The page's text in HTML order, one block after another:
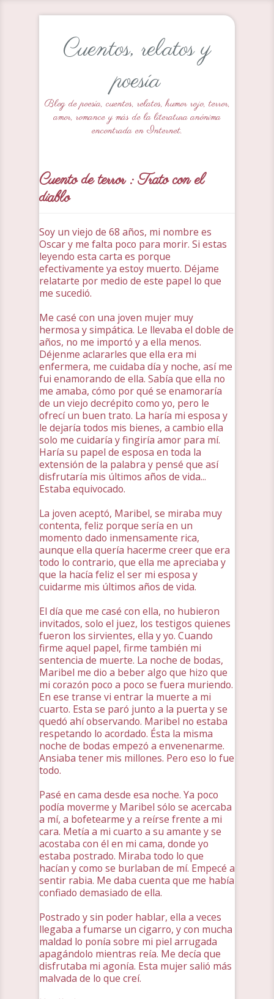
Cuentos, relatos y
poesía
Blog de poesía, cuentos, relatos, humor rojo, terror,
amor, romance y más de la literatura anónima
encontrada en Internet.
Cuento de terror : Trato con el
diablo
Soy un viejo de 68 años, mi nombre es
Oscar y me falta poco para morir. Si estas
leyendo esta carta es porque
efectivamente ya estoy muerto. Déjame
relatarte por medio de este papel lo que
me sucedió.
Me casé con una joven mujer muy
hermosa y simpática. Le llevaba el doble de
años, no me importó y a ella menos.
Déjenme aclararles que ella era mi
enfermera, me cuidaba día y noche, así me
fui enamorando de ella. Sabía que ella no
me amaba, cómo por qué se enamoraría
de un viejo decrépito como yo, pero le
ofrecí un buen trato. La haría mi esposa y
le dejaría todos mis bienes, a cambio ella
solo me cuidaría y fingiría amor para mí.
Haría su papel de esposa en toda la
extensión de la palabra y pensé que así
disfrutaría mis últimos años de vida...
Estaba equivocado.
La joven aceptó, Maribel, se miraba muy
contenta, feliz porque sería en un
momento dado inmensamente rica,
aunque ella quería hacerme creer que era
todo lo contrario, que ella me apreciaba y
que la hacía feliz el ser mi esposa y
cuidarme mis últimos años de vida.
El día que me casé con ella, no hubieron
invitados, solo el juez, los testigos quienes
fueron los sirvientes, ella y yo. Cuando
firme aquel papel, firme también mi
sentencia de muerte. La noche de bodas,
Maribel me dio a beber algo que hizo que
mi corazón poco a poco se fuera muriendo.
En ese transe vi entrar la muerte a mi
cuarto. Esta se paró junto a la puerta y se
quedó ahí observando. Maribel no estaba
respetando lo acordado. Ésta la misma
noche de bodas empezó a envenenarme.
Ansiaba tener mis millones. Pero eso lo fue
todo.
Pasé en cama desde esa noche. Ya poco
podía moverme y Maribel sólo se acercaba
a mí, a bofetearme y a reírse frente a mi
cara. Metía a mi cuarto a su amante y se
acostaba con él en mi cama, donde yo
estaba postrado. Miraba todo lo que
hacían y como se burlaban de mí. Empecé a
sentir rabia. Me daba cuenta que me había
confiado demasiado de ella.
Postrado y sin poder hablar, ella a veces
llegaba a fumarse un cigarro, y con mucha
maldad lo ponía sobre mi piel arrugada
apagándolo mientras reía. Me decía que
disfrutaba mi agonía. Esta mujer salió más
malvada de lo que creí.